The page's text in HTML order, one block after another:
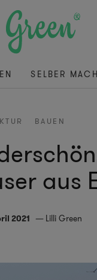
SELBER
BAUEN
aus
2021 Lilli Green